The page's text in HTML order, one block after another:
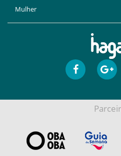
Mulher